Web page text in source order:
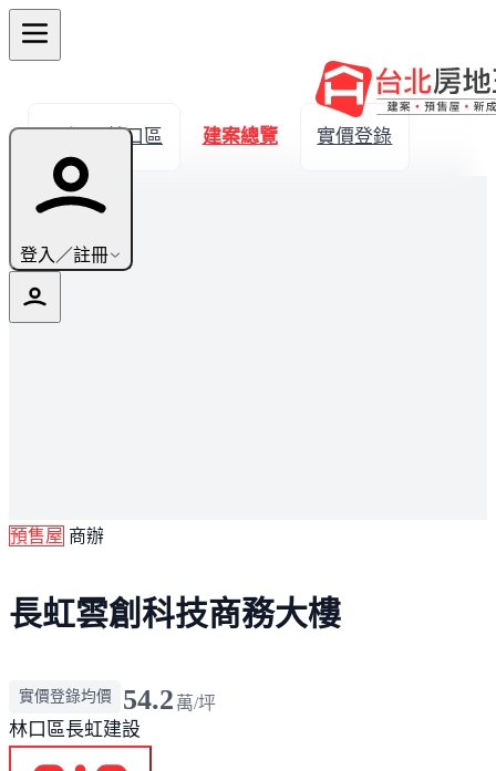
登入／註冊
← 返回林口區 建案總覽 實價登錄
預售屋 商辦
長虹雲創科技商務大樓
實價登錄均價 54.2 萬/坪
林口區長虹建設